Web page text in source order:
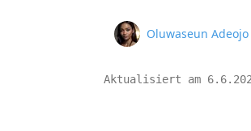
Name
Oluwaseun Adeojo
Aktualisiert am